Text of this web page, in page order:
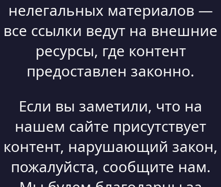
нелегальных материалов —
все ссылки ведут на внешние
ресурсы, где контент
предоставлен законно.
Если вы заметили, что на
нашем сайте присутствует
контент, нарушающий закон,
пожалуйста, сообщите нам.